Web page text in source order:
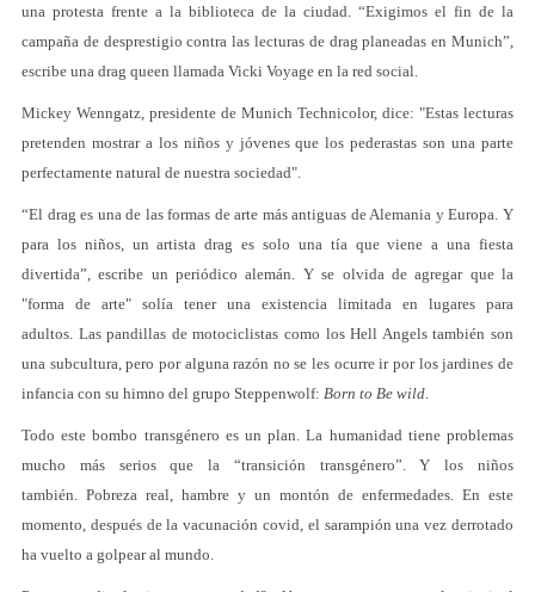
una protesta frente a la biblioteca de la ciudad. “Exigimos el fin de la
campaña de desprestigio contra las lecturas de drag planeadas en Munich”,
escribe una drag queen llamada Vicki Voyage en la red social.
Mickey Wenngatz, presidente de Munich Technicolor, dice: "Estas lecturas
pretenden mostrar a los niños y jóvenes que los pederastas son una parte
perfectamente natural de nuestra sociedad".
“El drag es una de las formas de arte más antiguas de Alemania y Europa. Y
para los niños, un artista drag es solo una tía que viene a una fiesta
divertida”, escribe un periódico alemán. Y se olvida de agregar que la
"forma de arte" solía tener una existencia limitada en lugares para
adultos. Las pandillas de motociclistas como los Hell Angels también son
una subcultura, pero por alguna razón no se les ocurre ir por los jardines de
infancia con su himno del grupo Steppenwolf: Born to Be wild.
Todo este bombo transgénero es un plan. La humanidad tiene problemas
mucho más serios que la “transición transgénero”. Y los niños
también. Pobreza real, hambre y un montón de enfermedades. En este
momento, después de la vacunación covid, el sarampión una vez derrotado
ha vuelto a golpear al mundo.